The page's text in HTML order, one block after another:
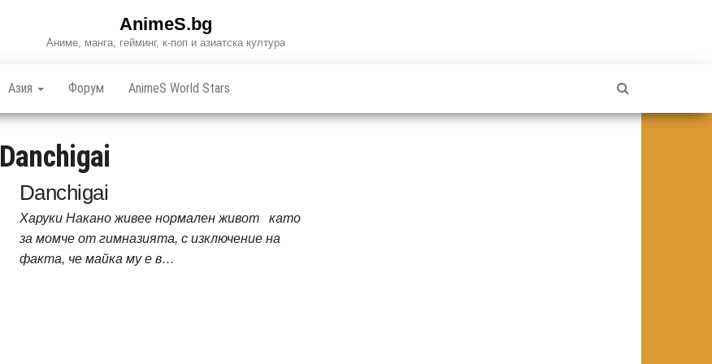
AnimeS.bg
Аниме, манга, гейминг, к-поп и азиатска култура
Азия Форум AnimeS World Stars
Danchigai
Danchigai
Харуки Накано живее нормален живот като
за момче от гимназията, с изключение на
факта, че майка му е в…